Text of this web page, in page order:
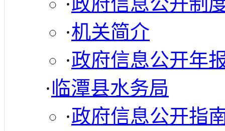
·机关简介
·政府信息公开年
·临潭县水务局
·政府信息公开指